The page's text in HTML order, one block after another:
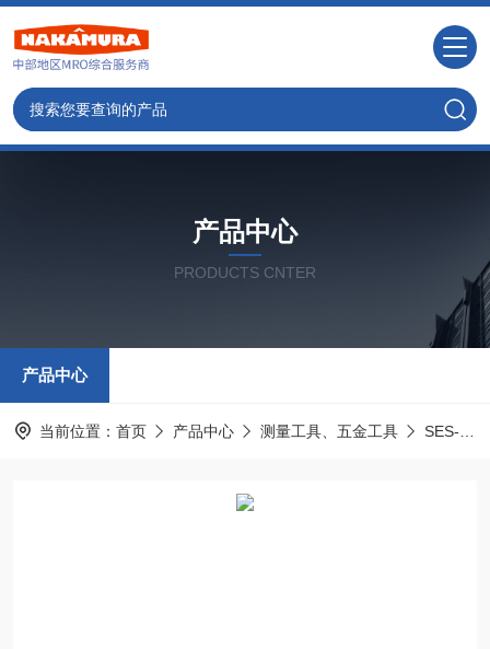
产品中心
PRODUCTS CNTER
产品中心
当前位置： 首页 产品中心 测量工具、五金工具 SES-STERLING斯特林